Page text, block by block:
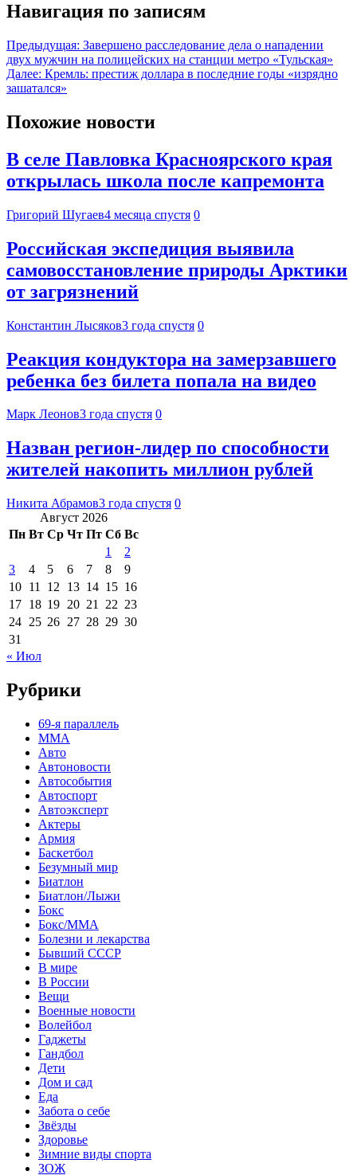
Навигация по записям
Предыдущая: Завершено расследование дела о нападении
двух мужчин на полицейских на станции метро «Тульская»
Далее: Кремль: престиж доллара в последние годы «изрядно
зашатался»
Похожие новости
В селе Павловка Красноярского края
открылась школа после капремонта
Григорий Шугаев4 месяца спустя 0
Российская экспедиция выявила
самовосстановление природы Арктики
от загрязнений
Константин Лысяков3 года спустя 0
Реакция кондуктора на замерзавшего
ребенка без билета попала на видео
Марк Леонов3 года спустя 0
Назван регион-лидер по способности
жителей накопить миллион рублей
Никита Абрамов3 года спустя 0
Август 2026
Пн Вт Ср Чт Пт Сб Вс
1
2
3
4 5 6 7 8
9
10 11 12 13 14 15 16
17 18 19 20 21 22 23
24 25 26 27 28 29 30
31
« Июл
Рубрики
69-я параллель
MMA
Авто
Автоновости
Автособытия
Автоспорт
Автоэксперт
Актеры
Армия
Баскетбол
Безумный мир
Биатлон
Биатлон/Лыжи
Бокс
Бокс/MMA
Болезни и лекарства
Бывший СССР
В мире
В России
Вещи
Военные новости
Волейбол
Гаджеты
Гандбол
Дети
Дом и сад
Еда
Забота о себе
Звёзды
Здоровье
Зимние виды спорта
ЗОЖ